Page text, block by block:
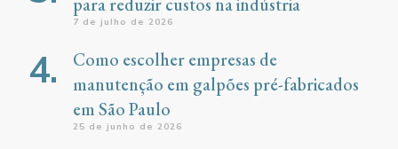
7 de julho de 2026
Como escolher empresas de
manutenção em galpões pré-fabricados
em São Paulo
25 de junho de 2026